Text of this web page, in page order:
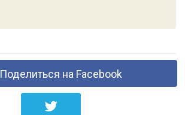
Поделиться на Facebook